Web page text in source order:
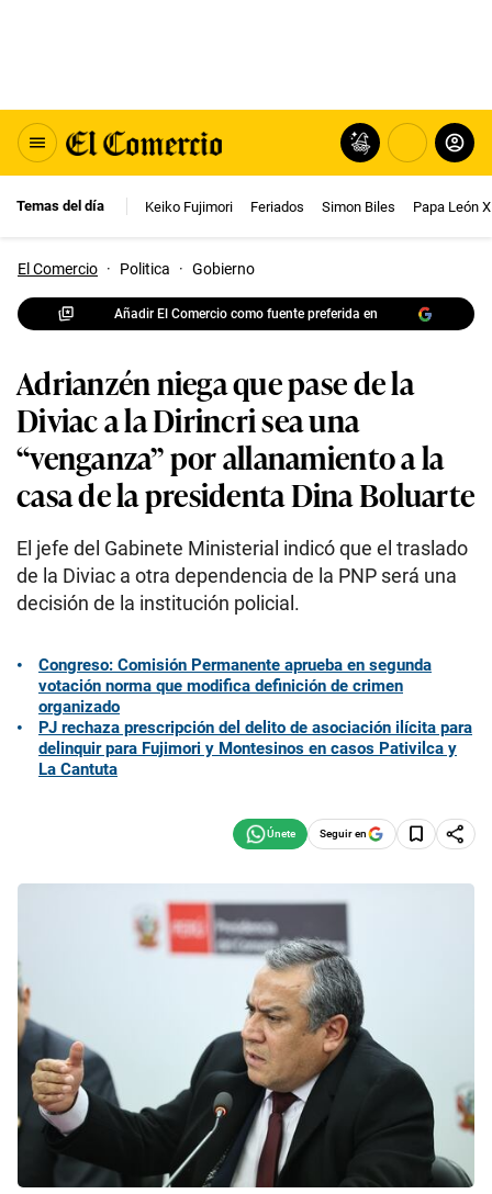
Temas del día Keiko Fujimori Feriados Simon Biles Papa León
El Comercio · Politica · Gobierno
Añadir El Comercio como fuente preferida en
Adrianzén niega que pase de la
Diviac a la Dirincri sea una
“venganza” por allanamiento a la
casa de la presidenta Dina Boluarte
El jefe del Gabinete Ministerial indicó que el traslado
de la Diviac a otra dependencia de la PNP será una
decisión de la institución policial.
Congreso: Comisión Permanente aprueba en segunda
votación norma que modifica definición de crimen
organizado
PJ rechaza prescripción del delito de asociación ilícita para
delinquir para Fujimori y Montesinos en casos Pativilca y
La Cantuta
Seguir en